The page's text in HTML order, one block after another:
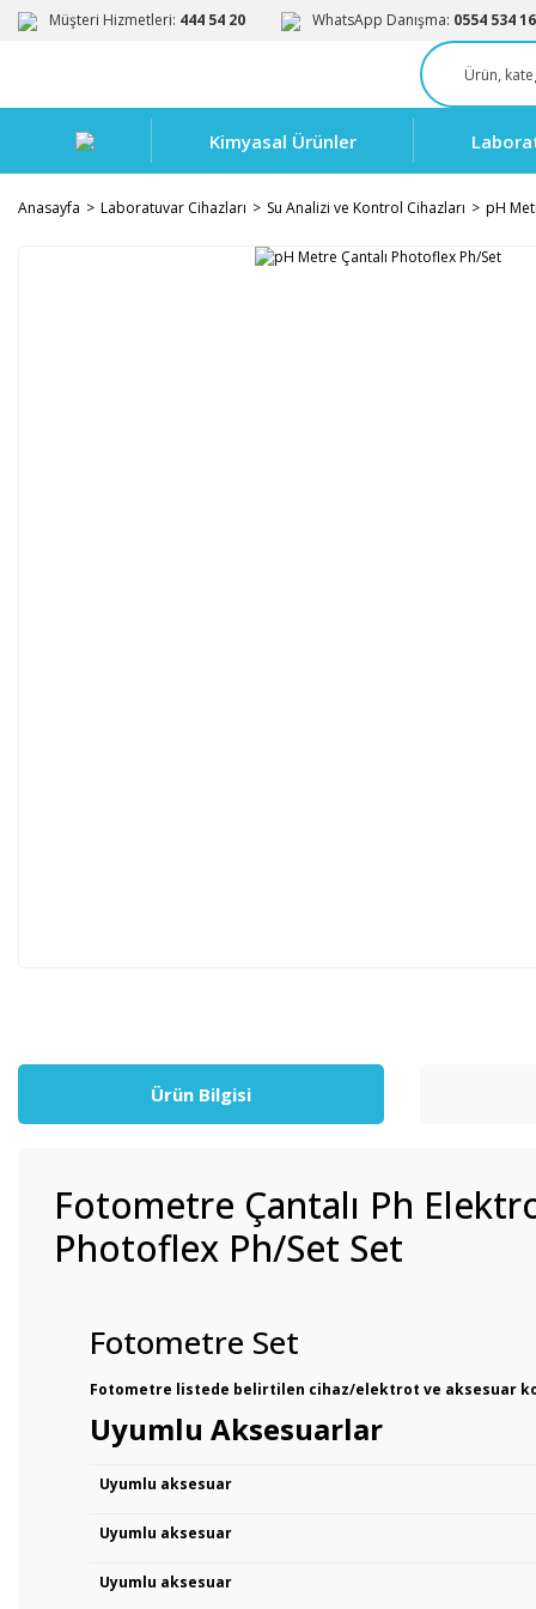
Müşteri Hizmetleri: 444 54 20 WhatsApp Danışma: 0554 534
Kimyasal Ürünler
Anasayfa Laboratuvar Cihazları Su Analizi ve Kontrol Cihazları pH
Ürün Bilgisi
Fotometre Çantalı Ph
Photoflex Ph/Set Set
Fotometre Set
Fotometre listede belirtilen cihaz/elektrot ve aksesuar
Uyumlu Aksesuarlar
Uyumlu aksesuar
Uyumlu aksesuar
Uyumlu aksesuar